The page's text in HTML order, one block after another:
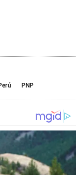
PNP